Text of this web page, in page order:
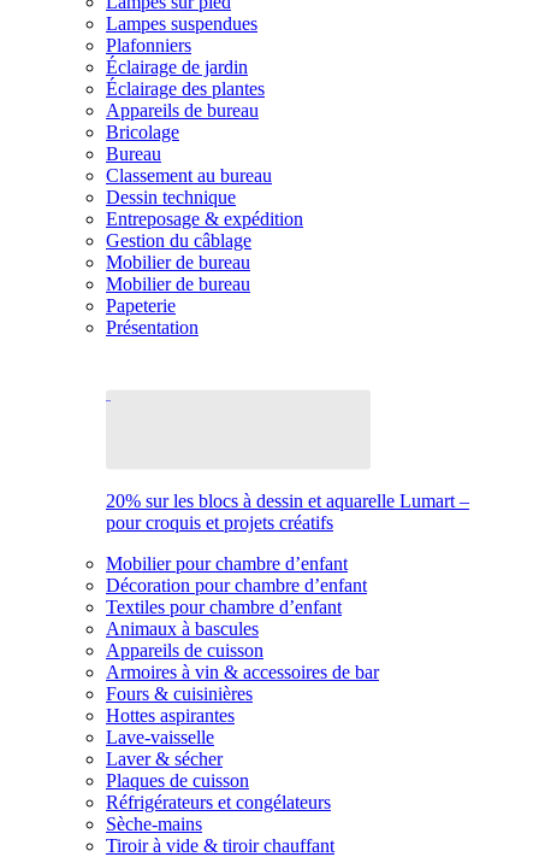
Lampes suspendues
Plafonniers
Éclairage de jardin
Éclairage des plantes
Appareils de bureau
Bricolage
Bureau
Classement au bureau
Dessin technique
Entreposage & expédition
Gestion du câblage
Mobilier de bureau
Mobilier de bureau
Papeterie
Présentation
20% sur les blocs à dessin et aquarelle Lumart –
pour croquis et projets créatifs
Mobilier pour chambre d’enfant
Décoration pour chambre d’enfant
Textiles pour chambre d’enfant
Animaux à bascules
Appareils de cuisson
Armoires à vin & accessoires de bar
Fours & cuisinières
Hottes aspirantes
Lave-vaisselle
Laver & sécher
Plaques de cuisson
Réfrigérateurs et congélateurs
Sèche-mains
Tiroir à vide & tiroir chauffant